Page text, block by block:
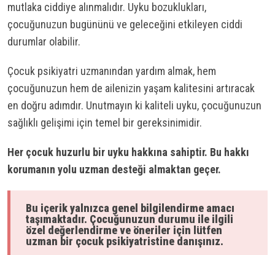
mutlaka ciddiye alınmalıdır. Uyku bozuklukları,
çocuğunuzun bugününü ve geleceğini etkileyen ciddi
durumlar olabilir.
Çocuk psikiyatri uzmanından yardım almak, hem
çocuğunuzun hem de ailenizin yaşam kalitesini artıracak
en doğru adımdır. Unutmayın ki kaliteli uyku, çocuğunuzun
sağlıklı gelişimi için temel bir gereksinimidir.
Her çocuk huzurlu bir uyku hakkına sahiptir. Bu hakkı
korumanın yolu uzman desteği almaktan geçer.
Bu içerik yalnızca genel bilgilendirme amacı
taşımaktadır. Çocuğunuzun durumu ile ilgili
özel değerlendirme ve öneriler için lütfen
uzman bir çocuk psikiyatristine danışınız.